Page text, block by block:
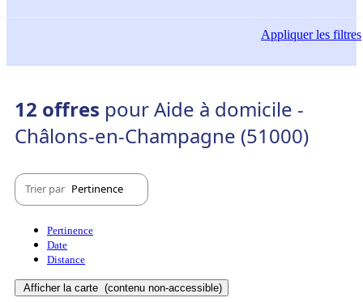
Appliquerles filtres
12 offres pour Aide à domicile -
Châlons-en-Champagne (51000)
Trier par Pertinence
Pertinence
Date
Distance
Afficher la carte (contenu non-accessible)